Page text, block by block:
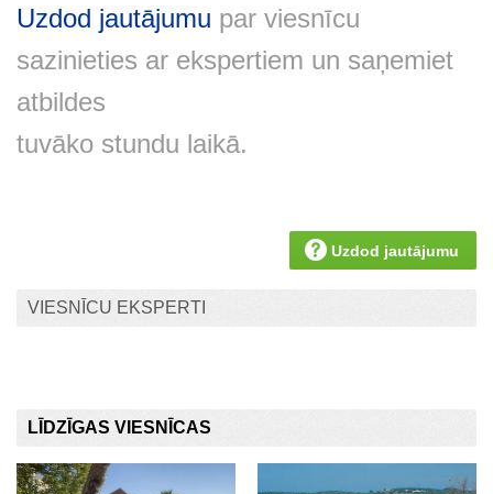
Uzdod jautājumu par viesnīcu
sazinieties ar ekspertiem un saņemiet
atbildes
tuvāko stundu laikā.
Uzdod jautājumu
VIESNĪCU EKSPERTI
LĪDZĪGAS VIESNĪCAS